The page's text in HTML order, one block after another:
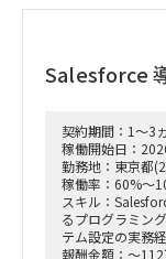
Salesforce
契約期間：1～3
稼働開始日：
勤務地：東京都
稼働率：60%～
スキル：
るプログラミン
テム設定の実務
報酬金額：～